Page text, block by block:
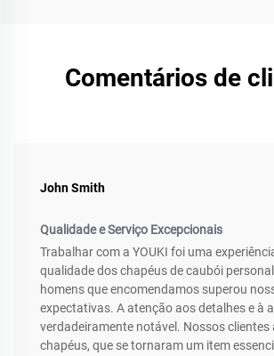
Comentários de
John Smith
Qualidade e Serviço Excepcionais
Trabalhar com a YOUKI foi uma
qualidade dos chapéus de caubói
homens que encomendamos superou
expectativas. A atenção aos detalhes e à
verdadeiramente notável. Nossos clientes
chapéus, que se tornaram um item